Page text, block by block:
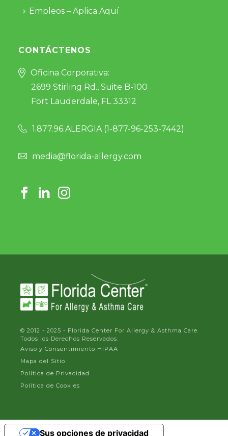
Empleos – Aplica Aquí
CONTÁCTENOS
Oficina Corporativa:
2699 Stirling Rd., Suite B-100
Fort Lauderdale, FL 33312
1.877.96.ALERGIA (1-877-96-253-7442)
media@florida-allergy.com
© 2012 - 2025 - Florida Center For Allergy & Asthma Care.
Todos los Derechos Reservados.
Aviso y Consentimiento HIPAA
Mapa del Sitio
Política de Privacidad
Política de Cookies
Sus opciones de privacidad